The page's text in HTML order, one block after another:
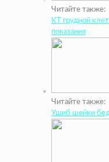
Читайте также:
КТ грудной
показания
Читайте также:
Ушиб шейки